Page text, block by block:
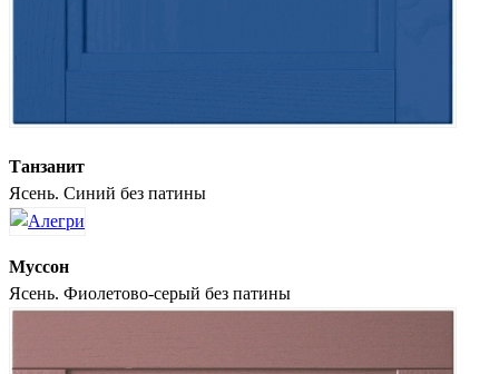
Танзанит
Ясень. Синий без патины
Муссон
Ясень. Фиолетово-серый без патины